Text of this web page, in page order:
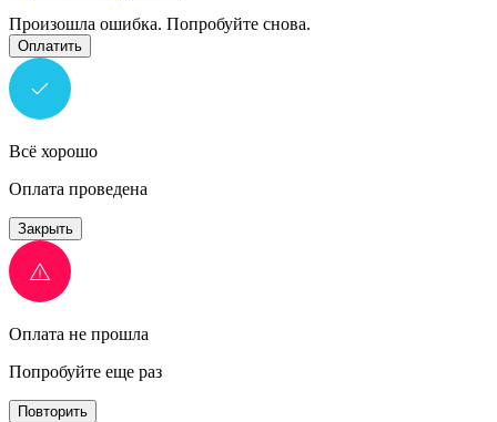
Произошла ошибка. Попробуйте снова.
Оплатить
Всё хорошо
Оплата проведена
Закрыть
Оплата не прошла
Попробуйте еще раз
Повторить